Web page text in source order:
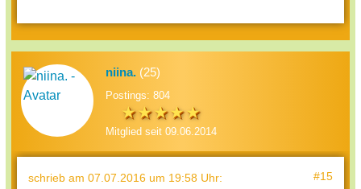
niina. (25)
Postings: 804
Mitglied seit 09.06.2014
schrieb am 07.07.2016 um 19:58 Uhr: #15